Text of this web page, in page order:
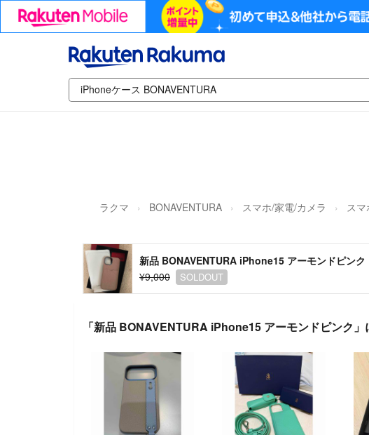
ラクマ BONAVENTURA スマホ/家電/カメラ ス
新品 BONAVENTURA iPhone15 アーモンドピンク
¥9,000
SOLDOUT
「新品 BONAVENTURA iPhone15 アーモンドピンク」